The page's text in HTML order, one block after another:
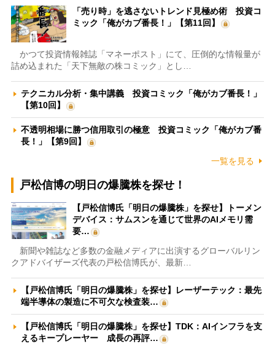
「売り時」を逃さないトレンド見極め術 投資コ
ミック「俺がカブ番長！」【第11回】
かつて投資情報雑誌「マネーポスト」にて、圧倒的な情報量が
詰め込まれた「天下無敵の株コミック」とし…
テクニカル分析・集中講義 投資コミック「俺がカブ番長！」
【第10回】
不透明相場に勝つ信用取引の極意 投資コミック「俺がカブ番
長！」【第9回】
一覧を見る
戸松信博の明日の爆騰株を探せ！
【戸松信博氏「明日の爆騰株」を探せ】トーメン
デバイス：サムスンを通じて世界のAIメモリ需
要…
新聞や雑誌など多数の金融メディアに出演するグローバルリン
クアドバイザーズ代表の戸松信博氏が、最新…
【戸松信博氏「明日の爆騰株」を探せ】レーザーテック：最先
端半導体の製造に不可欠な検査装…
【戸松信博氏「明日の爆騰株」を探せ】TDK：AIインフラを支
えるキープレーヤー 成長の再評…